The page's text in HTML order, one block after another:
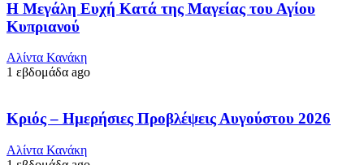
Η Μεγάλη Ευχή Κατά της Μαγείας του Αγίου
Κυπριανού
Αλίντα Κανάκη
1 εβδομάδα ago
Κριός – Ημερήσιες Προβλέψεις Αυγούστου 2026
Αλίντα Κανάκη